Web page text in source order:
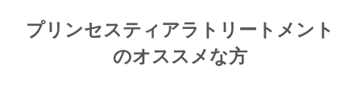
プリンセスティアラトリートメント
のオススメな方